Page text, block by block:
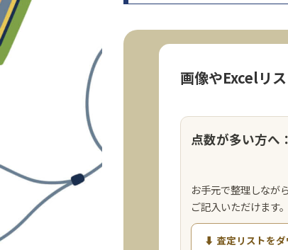
画像やExcelリ
点数が多い方へ
お手元で整理しなが
ご記入いただけます
⬇ 査定リストをダ